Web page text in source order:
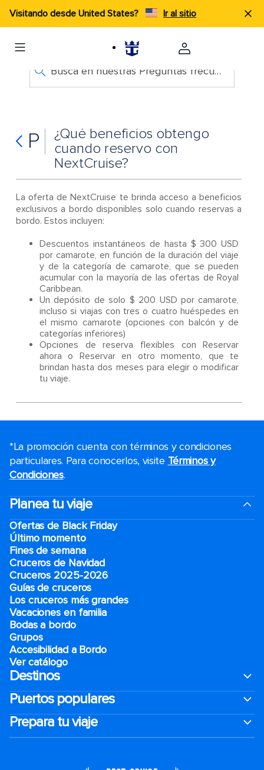
Visitando desde United States? Ir al sitio
Busca en nuestras Preguntas frecuentes
P
¿Qué beneficios obtengo
cuando reservo con
NextCruise?
La oferta de NextCruise te brinda acceso a beneficios
exclusivos a bordo disponibles solo cuando reservas a
bordo. Estos incluyen:
Descuentos instantáneos de hasta $ 300 USD
por camarote, en función de la duración del viaje
y de la categoría de camarote, que se pueden
acumular con la mayoría de las ofertas de Royal
Caribbean.
Un depósito de solo $ 200 USD por camarote,
incluso si viajas con tres o cuatro huéspedes en
el mismo camarote (opciones con balcón y de
categorías inferiores)
Opciones de reserva flexibles con Reservar
ahora o Reservar en otro momento, que te
brindan hasta dos meses para elegir o modificar
tu viaje.
*La promoción cuenta con términos y condiciones
particulares. Para conocerlos, visite Términos y
Condiciones.
Planea tu viaje
Ofertas de Black Friday
Último momento
Fines de semana
Cruceros de Navidad
Cruceros 2025-2026
Guías de cruceros
Los cruceros más grandes
Vacaciones en familia
Bodas a bordo
Grupos
Accesibilidad a Bordo
Ver catálogo
Destinos
Puertos populares
Prepara tu viaje